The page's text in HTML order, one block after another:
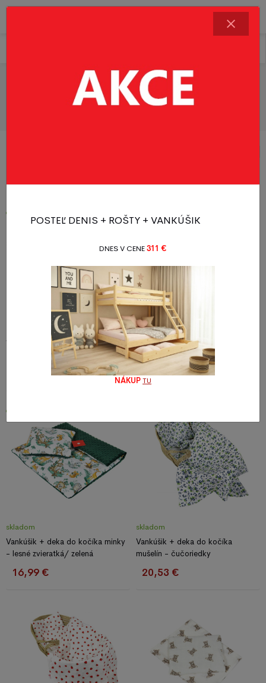
Sady do dětského kočíku
Vankúšik + deka do kočíka minky
- zajačik/ ružová
skladom
Vankúšik + deka do kočíka minky
- šitý medvedík/ béžová
16,99 €
skladom
Vankúšik + deka do kočíka minky
- lesné zvieratká/ zelená
16,99 €
skladom
Vankúšik + deka do kočíka
mušelín - čučoriedky
20,53 €
POSTEĽ DENIS + ROŠTY + VANKÚŠIK
DNES V CENE311 €
NÁKUPTU